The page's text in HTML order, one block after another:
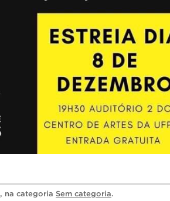
, na categoria Sem categoria.